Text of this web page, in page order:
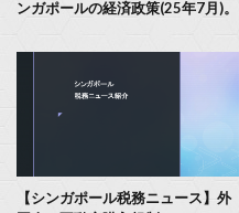
ンガポールの経済政策(25年7月)。
【シンガポール税務ニュース】外